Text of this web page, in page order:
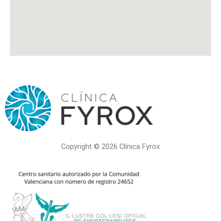
Copyright © 2026 Clínica Fyrox